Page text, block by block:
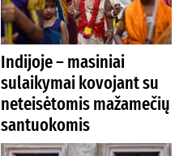
Indijoje – masiniai
sulaikymai kovojant su
neteisėtomis mažamečių
santuokomis